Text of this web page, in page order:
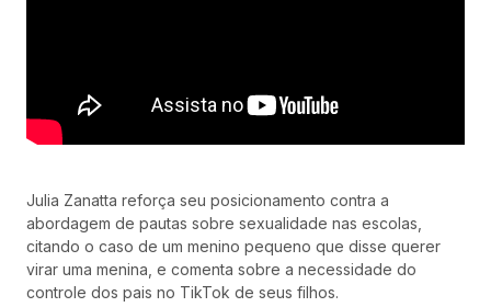
Julia Zanatta reforça seu posicionamento contra a
abordagem de pautas sobre sexualidade nas escolas,
citando o caso de um menino pequeno que disse querer
virar uma menina, e comenta sobre a necessidade do
controle dos pais no TikTok de seus filhos.